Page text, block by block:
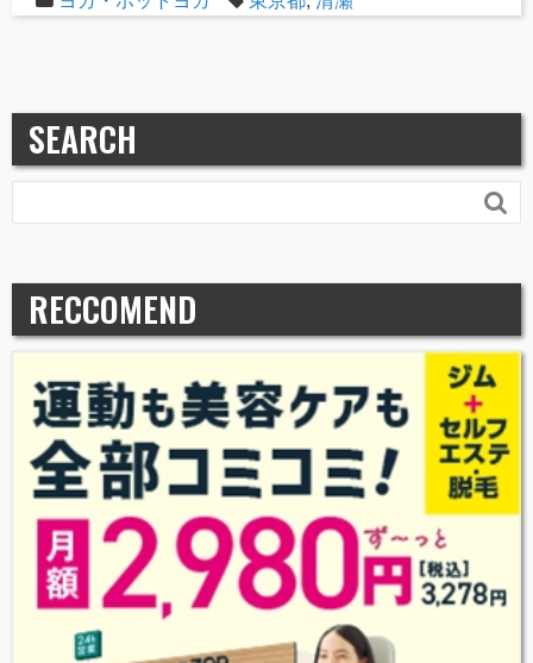
SEARCH

RECCOMEND